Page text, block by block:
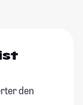
den